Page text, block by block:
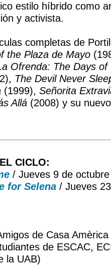
estilo híbrido como
y activista.
completas de
the Plaza de Mayo
Ofrenda: The Days of
The Devil Never
(1999), Señorita
Allá (2008) y su
CICLO:
/ Jueves 9 de
for Selena / Jueves
de Casa
de ESCAC,
la UAB)